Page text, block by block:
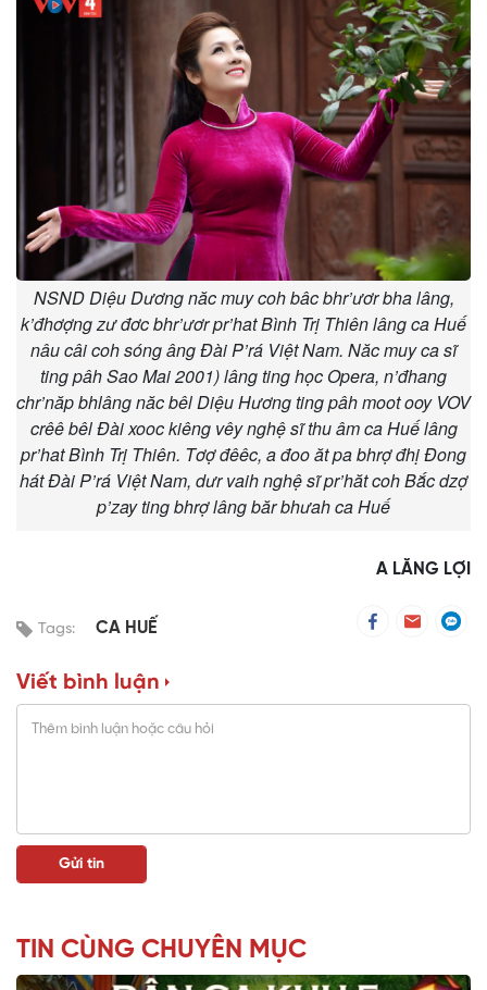
NSND Diệu Dương năc muy coh bâc bhr’ươr bha lâng,
k’đhơợng zư đơc bhr’ươr pr’hat Bình Trị Thiên lâng ca Huế
nâu câi coh sóng âng Đài P’rá Việt Nam. Năc muy ca sĩ
ting pâh Sao Mai 2001) lâng ting học Opera, n’đhang
chr’năp bhlâng năc bêl Diệu Hương ting pâh moot ooy VOV
crêê bêl Đài xooc kiêng vêy nghệ sĩ thu âm ca Huế lâng
pr’hat Bình Trị Thiên. Tơợ đêêc, a đoo ăt pa bhrợ đhị Đong
hát Đài P’rá Việt Nam, dưr vaih nghệ sĩ pr’hăt coh Bắc dzợ
p’zay ting bhrợ lâng băr bhưah ca Huế
A LĂNG LỢI
Tags: CA HUẾ
Viết bình luận
TIN CÙNG CHUYÊN MỤC